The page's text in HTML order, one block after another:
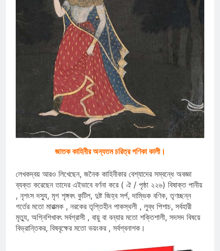
জাতক কাহিনীর অন্যতম চরিত্র গণিকা কালী।
লেখকদ্বয় আরও লিখেছেন, জনৈক কাহিনীকার বেশ্যাদের সম্বন্ধে অবজ্ঞা
ব্যক্ত করেছেন তাদের এইভাবে বর্ণনা করে ( ঐ / পৃষ্ঠা ২২৬) বিষাক্ত পানীয়
, নৃশংস দস্যু, মৃগ শৃঙ্গবৎ কুটিল, দুষ্ট জিহ্ব সর্প, দাম্ভিক বণিক, তৃণচ্ছন্ন
গর্তের মতো মারাত্মক , নরকের তৃপ্তিহীন পাকস্থলী , লুব্ধ পিশাচ, সর্বহারী
মৃত্যু, অগ্নিশিখাবৎ সর্বগ্রাসী , বায়ু বা বন্যার মতো শক্তিশালী, সদসদ বিষয়ে
বিভ্রান্তিকর, বিষবৃক্ষের মতো ভয়ংকর , সর্বশ্বনাশক।